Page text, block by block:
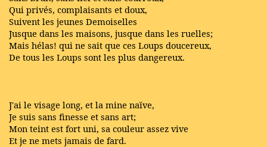
Qui privés, complaisants et doux,
Suivent les jeunes Demoiselles
Jusque dans les maisons, jusque dans les ruelles;
Mais hélas! qui ne sait que ces Loups doucereux,
De tous les Loups sont les plus dangereux.
J'ai le visage long, et la mine naïve,
Je suis sans finesse et sans art;
Mon teint est fort uni, sa couleur assez vive
Et je ne mets jamais de fard.